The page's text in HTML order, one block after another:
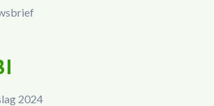
2024